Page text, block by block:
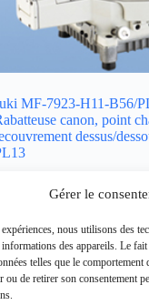
Gérer le
nous utilisons des
des appareils. Le
telles que le
ou de retirer son consentement
MF-7923-H11-B56/
canon, point
dessus/
Machine à
Lire la suite
Vue